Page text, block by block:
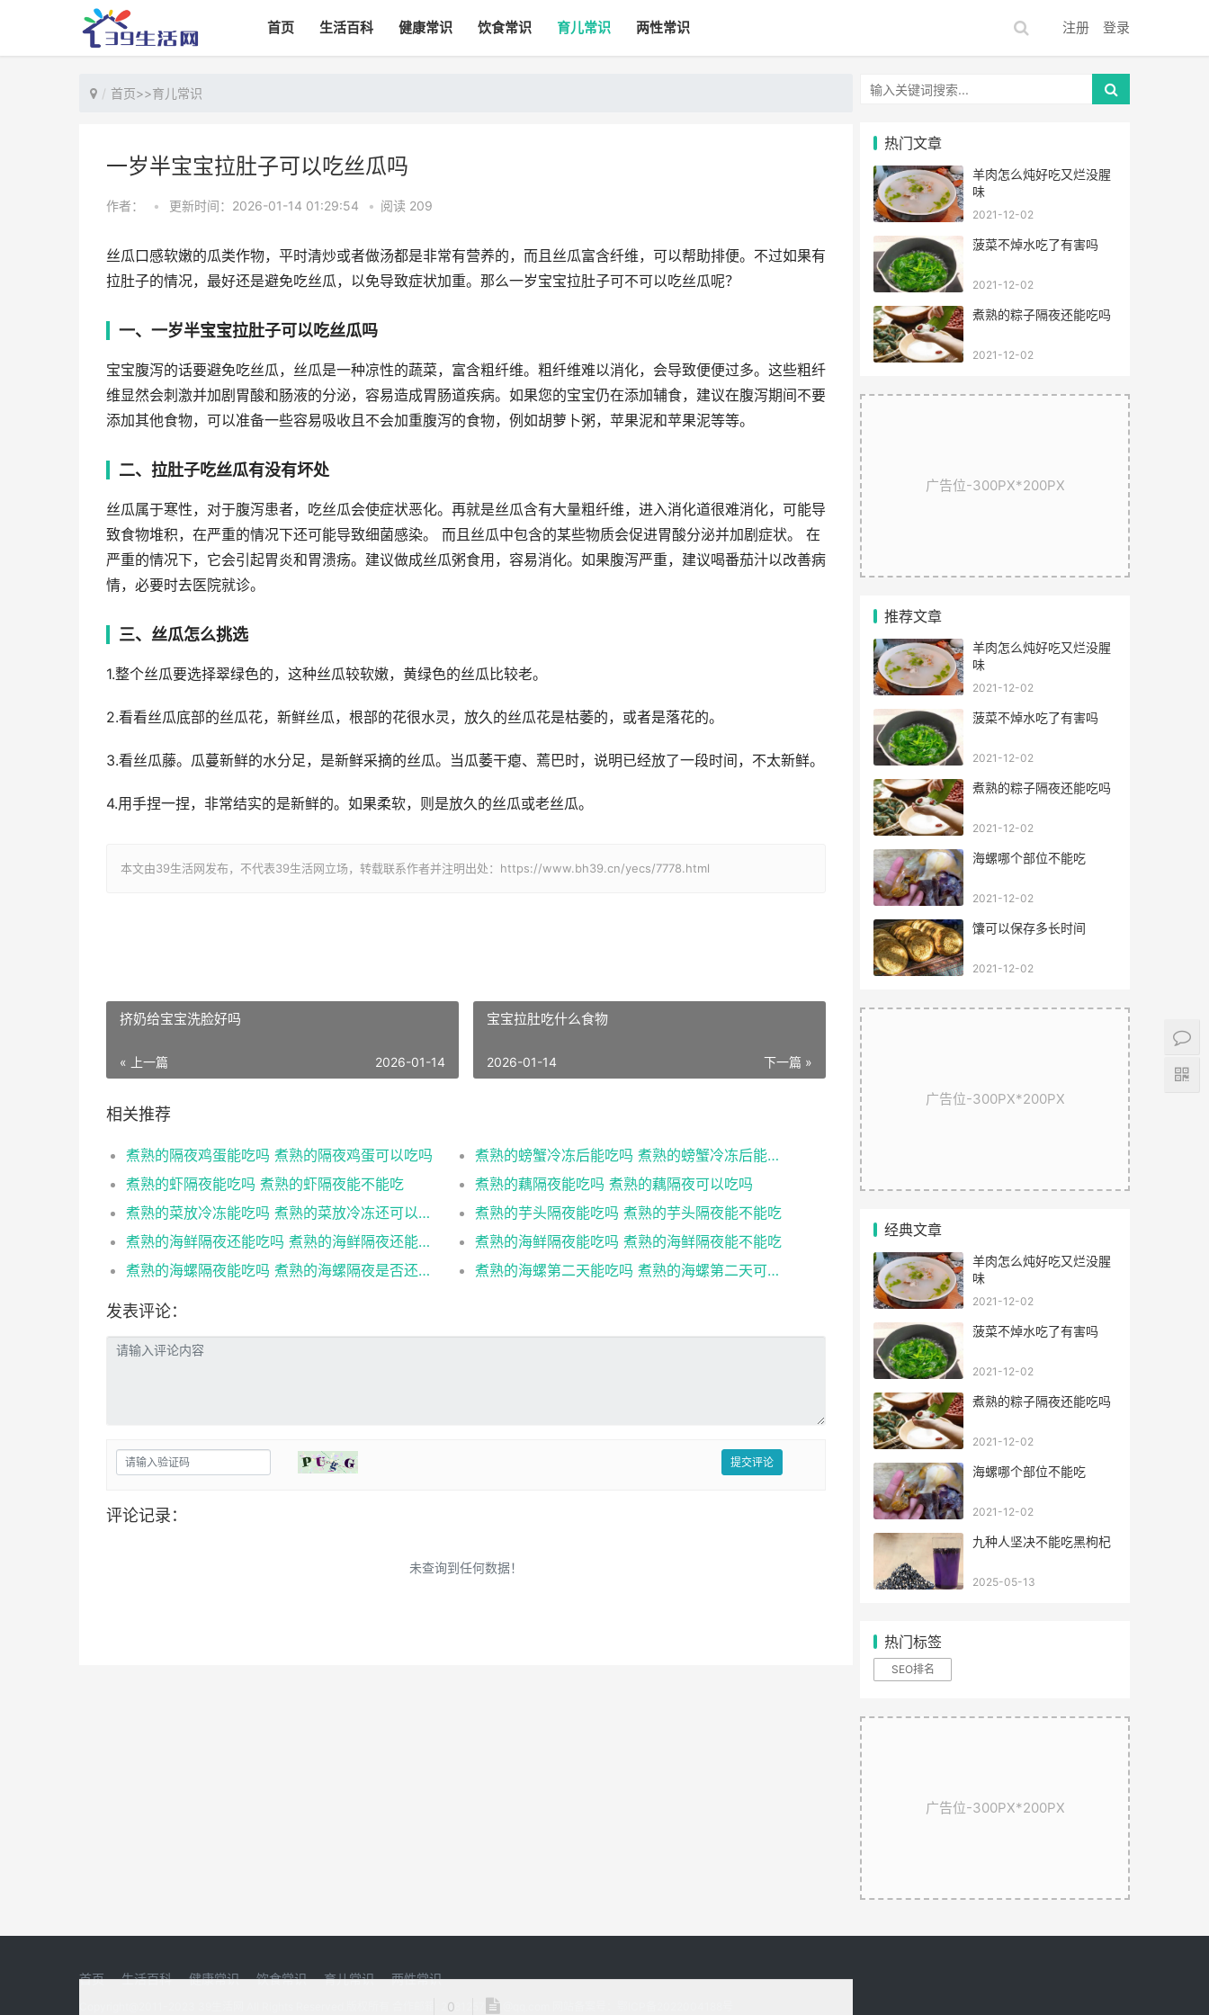
首页 生活百科 健康常识 饮食常识 育儿常识 两性常识 注册 登录
首页>>育儿常识
一岁半宝宝拉肚子可以吃丝瓜吗
作者： • 更新时间：2026-01-14 01:29:54 • 阅读 209
丝瓜口感软嫩的瓜类作物，平时清炒或者做汤都是非常有营养的，而且丝瓜富含纤维，可以帮助排便。不过如果有
拉肚子的情况，最好还是避免吃丝瓜，以免导致症状加重。那么一岁宝宝拉肚子可不可以吃丝瓜呢？
一、一岁半宝宝拉肚子可以吃丝瓜吗
宝宝腹泻的话要避免吃丝瓜，丝瓜是一种凉性的蔬菜，富含粗纤维。粗纤维难以消化，会导致便便过多。这些粗纤
维显然会刺激并加剧胃酸和肠液的分泌，容易造成胃肠道疾病。如果您的宝宝仍在添加辅食，建议在腹泻期间不要
添加其他食物，可以准备一些容易吸收且不会加重腹泻的食物，例如胡萝卜粥，苹果泥和苹果泥等等。
二、拉肚子吃丝瓜有没有坏处
丝瓜属于寒性，对于腹泻患者，吃丝瓜会使症状恶化。再就是丝瓜含有大量粗纤维，进入消化道很难消化，可能导
致食物堆积，在严重的情况下还可能导致细菌感染。 而且丝瓜中包含的某些物质会促进胃酸分泌并加剧症状。 在
严重的情况下，它会引起胃炎和胃溃疡。建议做成丝瓜粥食用，容易消化。如果腹泻严重，建议喝番茄汁以改善病
情，必要时去医院就诊。
三、丝瓜怎么挑选
1.整个丝瓜要选择翠绿色的，这种丝瓜较软嫩，黄绿色的丝瓜比较老。
2.看看丝瓜底部的丝瓜花，新鲜丝瓜，根部的花很水灵，放久的丝瓜花是枯萎的，或者是落花的。
3.看丝瓜藤。瓜蔓新鲜的水分足，是新鲜采摘的丝瓜。当瓜萎干瘪、蔫巴时，说明已经放了一段时间，不太新鲜。
4.用手捏一捏，非常结实的是新鲜的。如果柔软，则是放久的丝瓜或老丝瓜。
本文由39生活网发布，不代表39生活网立场，转载联系作者并注明出处：https://www.bh39.cn/yecs/7778.html
0
挤奶给宝宝洗脸好吗
« 上一篇 2026-01-14
宝宝拉肚吃什么食物
下一篇 »
2026-01-14
相关推荐
煮熟的隔夜鸡蛋能吃吗 煮熟的隔夜鸡蛋可以吃吗
煮熟的螃蟹冷冻后能吃吗 煮熟的螃蟹冷冻后能不能吃
煮熟的虾隔夜能吃吗 煮熟的虾隔夜能不能吃
煮熟的藕隔夜能吃吗 煮熟的藕隔夜可以吃吗
煮熟的菜放冷冻能吃吗 煮熟的菜放冷冻还可以食用吗
煮熟的芋头隔夜能吃吗 煮熟的芋头隔夜能不能吃
煮熟的海鲜隔夜还能吃吗 煮熟的海鲜隔夜还能不能吃
煮熟的海鲜隔夜能吃吗 煮熟的海鲜隔夜能不能吃
煮熟的海螺隔夜能吃吗 煮熟的海螺隔夜是否还能吃
煮熟的海螺第二天能吃吗 煮熟的海螺第二天可以吃吗
发表评论：
提交评论
评论记录：
未查询到任何数据！
热门文章
羊肉怎么炖好吃又烂没腥
味
2021-12-02
菠菜不焯水吃了有害吗
2021-12-02
煮熟的粽子隔夜还能吃吗
2021-12-02
广告位-300PX*200PX
推荐文章
羊肉怎么炖好吃又烂没腥
味
2021-12-02
菠菜不焯水吃了有害吗
2021-12-02
煮熟的粽子隔夜还能吃吗
2021-12-02
海螺哪个部位不能吃
2021-12-02
馕可以保存多长时间
2021-12-02
广告位-300PX*200PX
经典文章
羊肉怎么炖好吃又烂没腥
味
2021-12-02
菠菜不焯水吃了有害吗
2021-12-02
煮熟的粽子隔夜还能吃吗
2021-12-02
海螺哪个部位不能吃
2021-12-02
九种人坚决不能吃黑枸杞
2025-05-13
热门标签
SEO排名
广告位-300PX*200PX
首页 生活百科 健康常识 饮食常识 育儿常识 两性常识
Copyright@2011-2023 39生活网 All Rights Reserved.版权所有 合作邮箱: 2481257961@qq.com 网站备案号：